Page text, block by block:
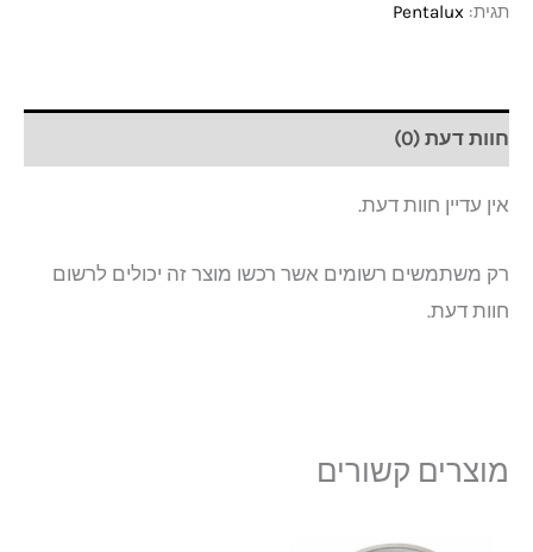
תגית: Pentalux
חוות דעת (0)
אין עדיין חוות דעת.
רק משתמשים רשומים אשר רכשו מוצר זה יכולים לרשום
חוות דעת.
מוצרים קשורים